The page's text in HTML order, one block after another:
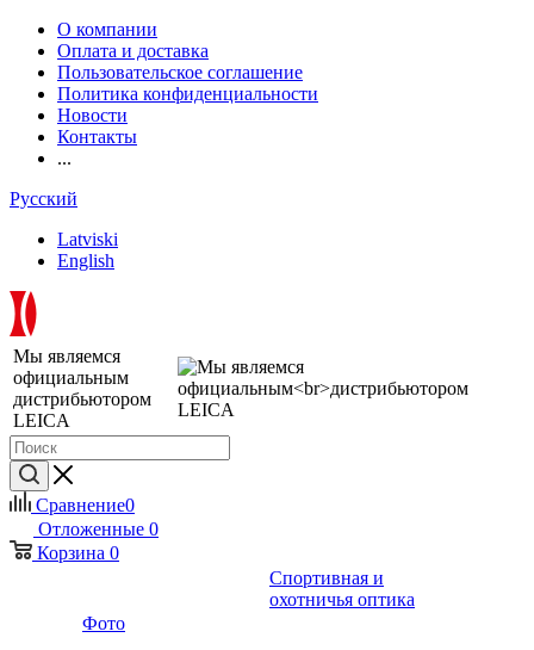
О компании
Оплата и доставка
Пользовательское соглашение
Политика конфиденциальности
Новости
Контакты
...
Русский
Latviski
English
Мы являемся
официальным
дистрибьютором
LEICA
Сравнение0
Отложенные 0
Корзина 0
Фото
Спортивная и
охотничья оптика